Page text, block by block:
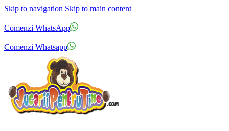
Skip to navigation Skip to main content
Comenzi WhatsApp
Comenzi Whatsapp